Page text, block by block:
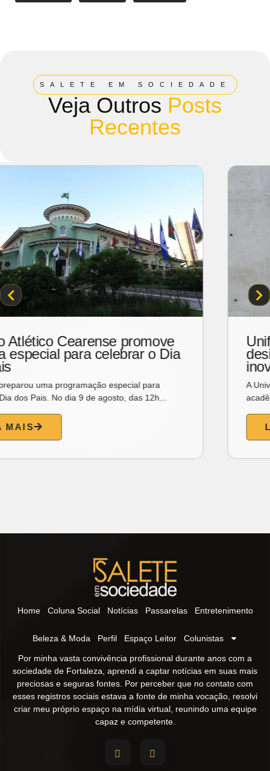
SALETE EM SOCIEDADE
Veja Outros Posts
Recentes
Unifor promove encontro com
designers mexicanos sobre
inovação, cultura e impacto social
A Universidade de Fortaleza (Unifor) promove um encontro
acadêmico com os designers mexicanos Joanna...
LEIA MAIS
Home Coluna Social Notícias Passarelas Entretenimento
Beleza & Moda Perfil Espaço Leitor Colunistas
Por minha vasta convivência profissional durante anos com a
sociedade de Fortaleza, aprendi a captar notícias em suas mais
preciosas e seguras fontes. Por perceber que no contato com
esses registros sociais estava a fonte de minha vocação, resolvi
criar meu próprio espaço na mídia virtual, reunindo uma equipe
capaz e competente.